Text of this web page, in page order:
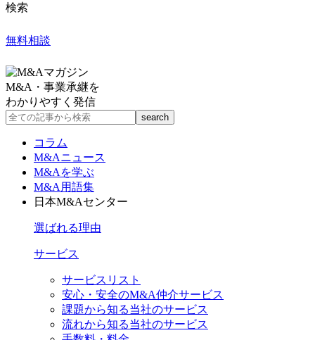
検索
無料相談
M&A・事業承継を
わかりやすく発信
コラム
M&Aニュース
M&Aを学ぶ
M&A用語集
日本M&Aセンター
選ばれる理由
サービス
サービスリスト
安心・安全のM&A仲介サービス
課題から知る当社のサービス
流れから知る当社のサービス